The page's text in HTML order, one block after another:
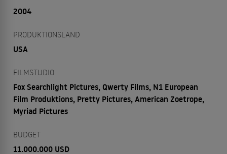
2004
PRODUKTIONSLAND
USA
FILMSTUDIO
Fox Searchlight Pictures, Qwerty Films, N1 European
Film Produktions, Pretty Pictures, American Zoetrope,
Myriad Pictures
BUDGET
11.000.000 USD